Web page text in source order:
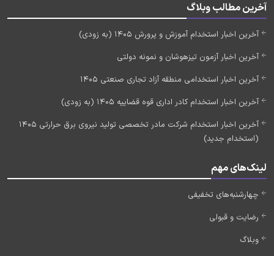
آخرین مطالب وبلاگ
آخرین اخبار استخدام آموزش و پرورش 1405 (به زودی)
آخرین اخبار آزمون تیزهوشان و نمونه دولتی
آخرین اخبار استخدامی منطقه آزاد تجاری صنعتی 1405
آخرین اخبار استخدام کادر اداری قوه قضاییه 1405 (به زودی)
آخرین اخبار استخدام شرکت مادر تخصصی تولید نیروی برق حرارتی 1405
(استخدام جدید)
لینک‌های مهم
چهارشنبه‌های تخفیفی
رضایت و قبولی
وبلاگ